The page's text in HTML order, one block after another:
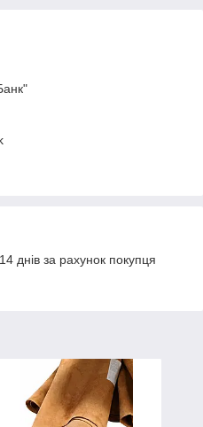
днів за рахунок покупця